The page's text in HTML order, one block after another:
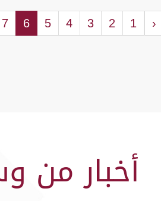
‹
1
2
3
4
5
6
7
أخبار من